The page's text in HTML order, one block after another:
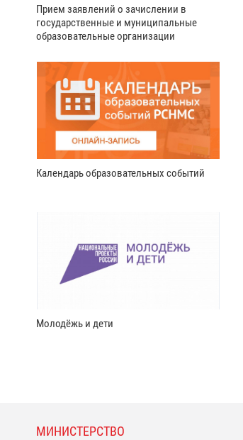
Прием заявлений о зачислении в
государственные и муниципальные
образовательные организации
Календарь образовательных событий
Молодёжь и дети
МИНИСТЕРСТВО